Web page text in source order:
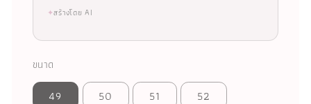
✦สร้างโดย AI
ขนาด
49 50 51
52